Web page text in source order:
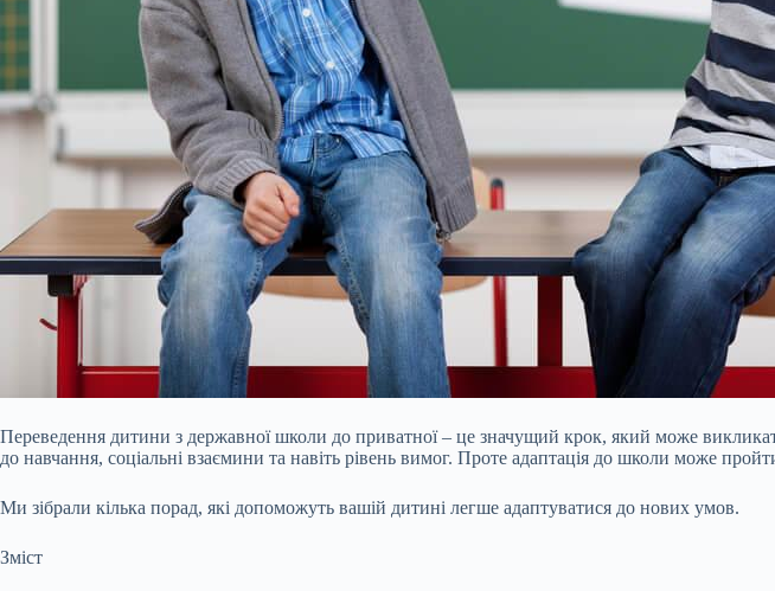
Переведення дитини з державної школи до приватної – це значущий крок, який може
до навчання, соціальні взаємини та навіть рівень вимог. Проте адаптація до школи може
Ми зібрали кілька порад, які допоможуть вашій дитині легше адаптуватися до нових умов.
Зміст